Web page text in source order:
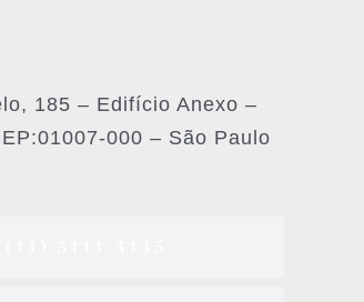
185 – Edifício Anexo –
000 – São Paulo